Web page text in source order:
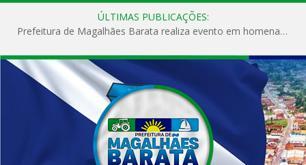
ÚLTIMAS PUBLICAÇÕES:
Prefeitura de Magalhães Barata realiza evento em homenagem ao Dia Internacional da Mulher